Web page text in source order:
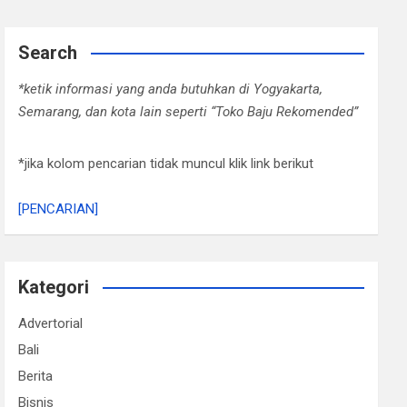
Search
*ketik informasi yang anda butuhkan di Yogyakarta,
Semarang, dan kota lain seperti “Toko Baju Rekomended”
*jika kolom pencarian tidak muncul klik link berikut
[PENCARIAN]
Kategori
Advertorial
Bali
Berita
Bisnis